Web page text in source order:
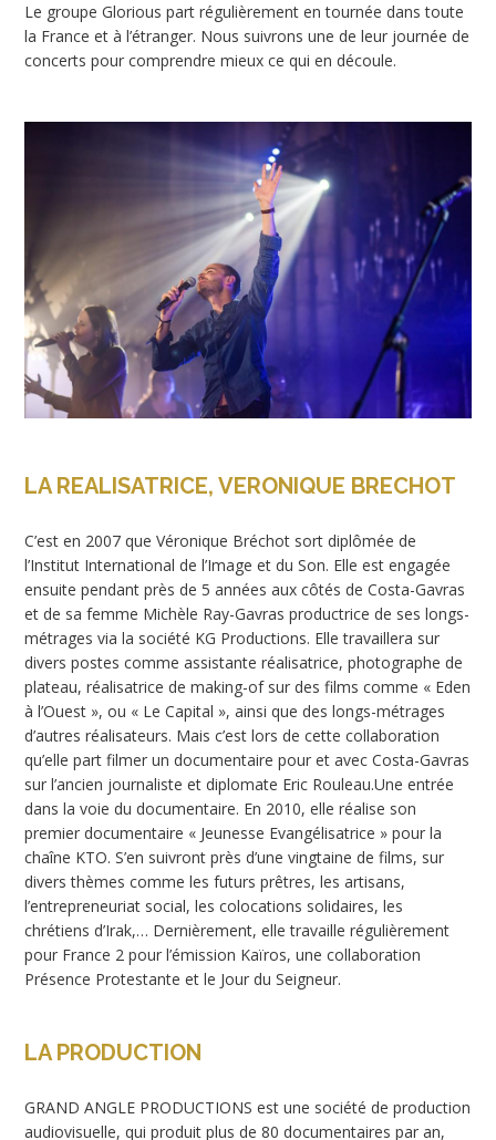
Le groupe Glorious part régulièrement en tournée dans toute
la France et à l’étranger. Nous suivrons une de leur journée de
concerts pour comprendre mieux ce qui en découle.
LA REALISATRICE, VERONIQUE BRECHOT
C’est en 2007 que Véronique Bréchot sort diplômée de
l’Institut International de l’Image et du Son. Elle est engagée
ensuite pendant près de 5 années aux côtés de Costa-Gavras
et de sa femme Michèle Ray-Gavras productrice de ses longs-
métrages via la société KG Productions. Elle travaillera sur
divers postes comme assistante réalisatrice, photographe de
plateau, réalisatrice de making-of sur des films comme « Eden
à l’Ouest », ou « Le Capital », ainsi que des longs-métrages
d’autres réalisateurs. Mais c’est lors de cette collaboration
qu’elle part filmer un documentaire pour et avec Costa-Gavras
sur l’ancien journaliste et diplomate Eric Rouleau.Une entrée
dans la voie du documentaire. En 2010, elle réalise son
premier documentaire « Jeunesse Evangélisatrice » pour la
chaîne KTO. S’en suivront près d’une vingtaine de films, sur
divers thèmes comme les futurs prêtres, les artisans,
l’entrepreneuriat social, les colocations solidaires, les
chrétiens d’Irak,… Dernièrement, elle travaille régulièrement
pour France 2 pour l’émission Kaïros, une collaboration
Présence Protestante et le Jour du Seigneur.
LA PRODUCTION
GRAND ANGLE PRODUCTIONS est une société de production
audiovisuelle, qui produit plus de 80 documentaires par an,